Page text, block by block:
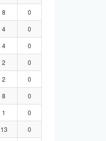
8
0
4
0
4
0
2
0
2
0
8
0
1
0
13
0